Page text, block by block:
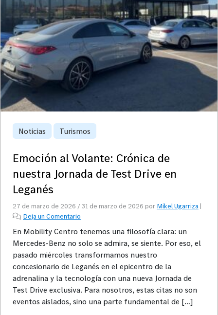
Noticias Turismos
Emoción al Volante: Crónica de
nuestra Jornada de Test Drive en
Leganés
27 de marzo de 2026 / 31 de marzo de 2026 por Mikel Ugarriza|
Deja un Comentario
En Mobility Centro tenemos una filosofía clara: un
Mercedes-Benz no solo se admira, se siente. Por eso, el
pasado miércoles transformamos nuestro
concesionario de Leganés en el epicentro de la
adrenalina y la tecnología con una nueva Jornada de
Test Drive exclusiva. Para nosotros, estas citas no son
eventos aislados, sino una parte fundamental de […]